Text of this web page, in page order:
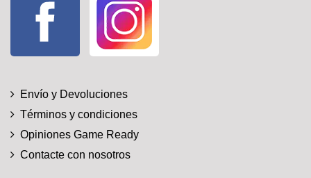
Envío y Devoluciones
Términos y condiciones
Opiniones Game Ready
Contacte con nosotros